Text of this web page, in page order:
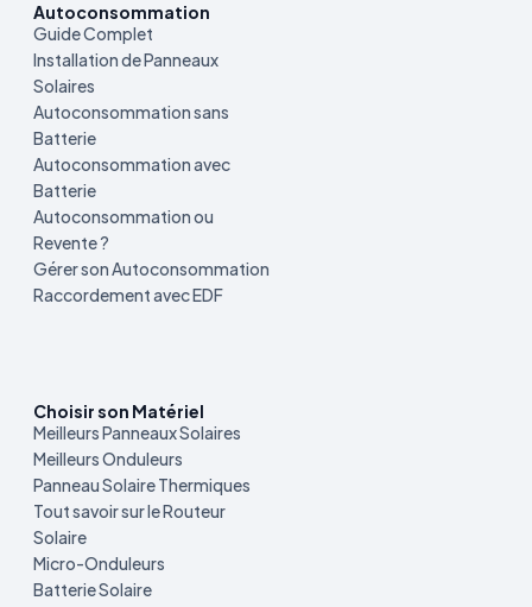
Autoconsommation
Guide Complet
Installation de Panneaux
Solaires
Autoconsommation sans
Batterie
Autoconsommation avec
Batterie
Autoconsommation ou
Revente ?
Gérer son Autoconsommation
Raccordement avec EDF
Choisir son Matériel
Meilleurs Panneaux Solaires
Meilleurs Onduleurs
Panneau Solaire Thermiques
Tout savoir sur le Routeur
Solaire
Micro-Onduleurs
Batterie Solaire